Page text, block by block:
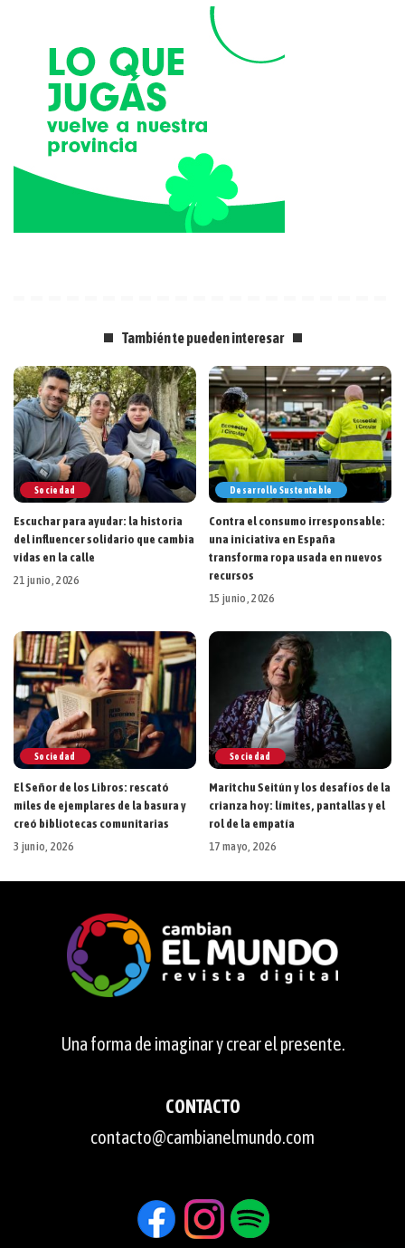
También te pueden interesar
Sociedad
Escuchar para ayudar: la historia
del influencer solidario que cambia
vidas en la calle
21 junio, 2026
Desarrollo Sustentable
Contra el consumo irresponsable:
una iniciativa en España
transforma ropa usada en nuevos
recursos
15 junio, 2026
Sociedad
El Señor de los Libros: rescató
miles de ejemplares de la basura y
creó bibliotecas comunitarias
3 junio, 2026
Sociedad
Maritchu Seitún y los desafíos de la
crianza hoy: límites, pantallas y el
rol de la empatía
17 mayo, 2026
Una forma de imaginar y crear el presente.
CONTACTO
contacto@cambianelmundo.com